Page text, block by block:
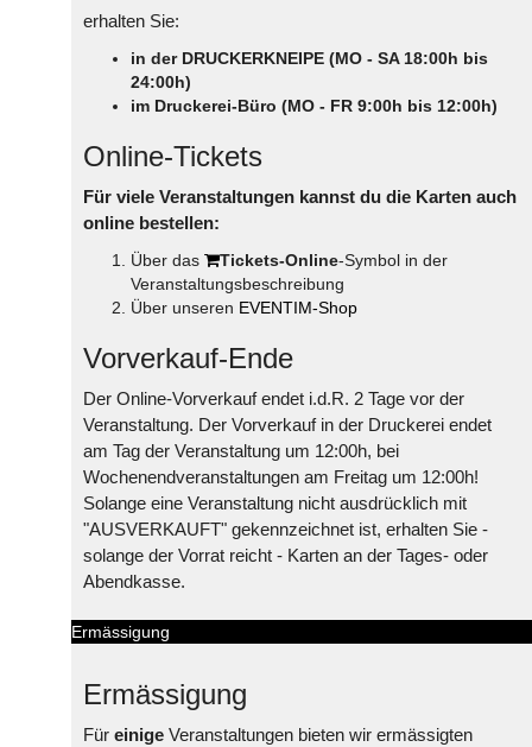
erhalten Sie:
in der DRUCKERKNEIPE (MO - SA 18:00h bis
24:00h)
im Druckerei-Büro (MO - FR 9:00h bis 12:00h)
Online-Tickets
Für viele Veranstaltungen kannst du die Karten auch
online bestellen:
Über das Tickets-Online-Symbol in der
Veranstaltungsbeschreibung
Über unseren EVENTIM-Shop
Vorverkauf-Ende
Der Online-Vorverkauf endet i.d.R. 2 Tage vor der
Veranstaltung. Der Vorverkauf in der Druckerei endet
am Tag der Veranstaltung um 12:00h, bei
Wochenendveranstaltungen am Freitag um 12:00h!
Solange eine Veranstaltung nicht ausdrücklich mit
"AUSVERKAUFT" gekennzeichnet ist, erhalten Sie -
solange der Vorrat reicht - Karten an der Tages- oder
Abendkasse.
Ermässigung
Ermässigung
Für einige Veranstaltungen bieten wir ermässigten